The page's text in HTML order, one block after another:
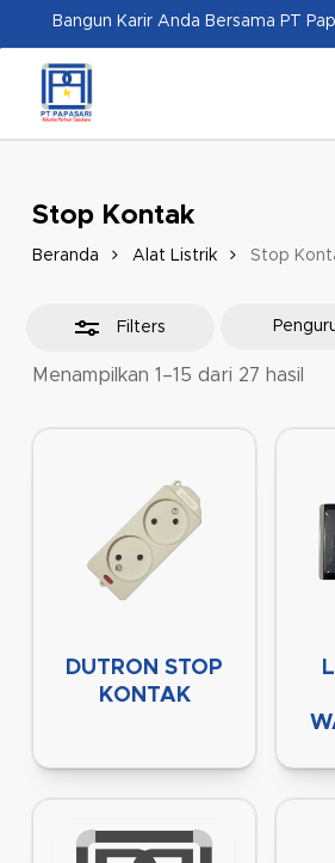
content
Bangun Karir Anda Bersama PT
Stop Kontak
Beranda Alat Listrik Stop
Filters
Menampilkan 1–15 dari 27 hasil
DUTRON STOP
KONTAK